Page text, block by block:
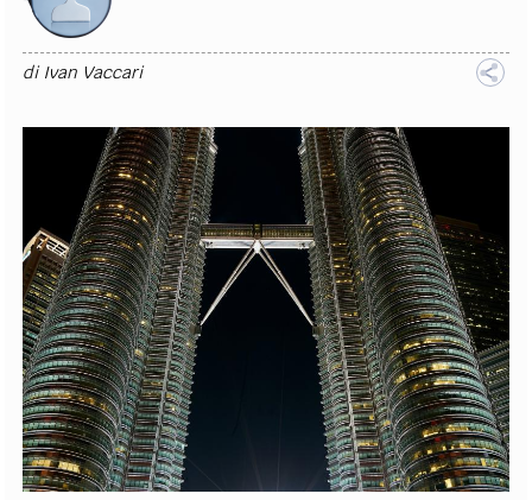
di Ivan Vaccari